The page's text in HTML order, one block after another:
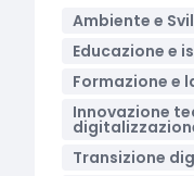
Ambiente e
Educazione e
Formazione e
Innovazione
Transizione